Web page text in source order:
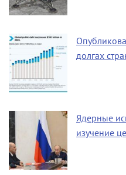
долгах
Ядерные
изучение